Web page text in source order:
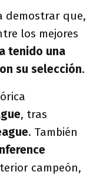
demostrar que,
los mejores
tenido una
su selección.
, tras
. También
campeón,